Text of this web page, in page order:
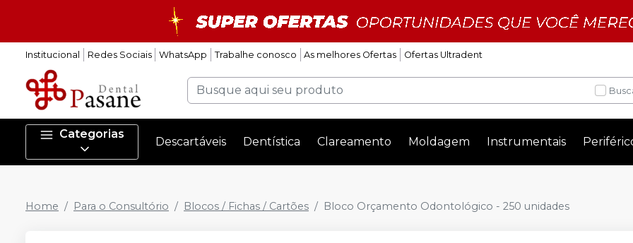
Institucional Redes Sociais WhatsApp Trabalhe conosco As melhores Ofertas Ofertas Ultradent
Categorias
Descartáveis Dentística Clareamento Moldagem Instrumentais
Home Para o Consultório Blocos / Fichas / Cartões Bloco Orçamento Odontológico - 250 unidades